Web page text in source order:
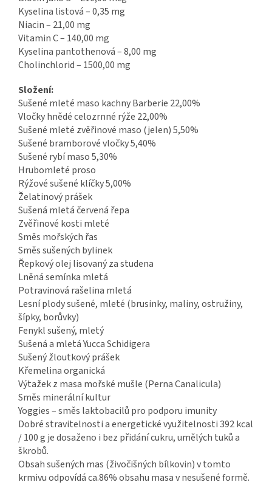
Kyselina listová – 0,35 mg
Niacin – 21,00 mg
Vitamin C – 140,00 mg
Kyselina pantothenová – 8,00 mg
Cholinchlorid – 1500,00 mg
Složení:
Sušené mleté maso kachny Barberie 22,00%
Vločky hnědé celozrnné rýže 22,00%
Sušené mleté zvěřinové maso (jelen) 5,50%
Sušené bramborové vločky 5,40%
Sušené rybí maso 5,30%
Hrubomleté proso
Rýžové sušené klíčky 5,00%
Želatinový prášek
Sušená mletá červená řepa
Zvěřinové kosti mleté
Směs mořských řas
Směs sušených bylinek
Řepkový olej lisovaný za studena
Lněná semínka mletá
Potravinová rašelina mletá
Lesní plody sušené, mleté (brusinky, maliny, ostružiny,
šípky, borůvky)
Fenykl sušený, mletý
Sušená a mletá Yucca Schidigera
Sušený žloutkový prášek
Křemelina organická
Výtažek z masa mořské mušle (Perna Canalicula)
Směs minerální kultur
Yoggies – směs laktobacilů pro podporu imunity
Dobré stravitelnosti a energetické využitelnosti 392 kcal
/ 100 g je dosaženo i bez přidání cukru, umělých tuků a
škrobů.
Obsah sušených mas (živočišných bílkovin) v tomto
krmivu odpovídá ca.86% obsahu masa v nesušené formě.